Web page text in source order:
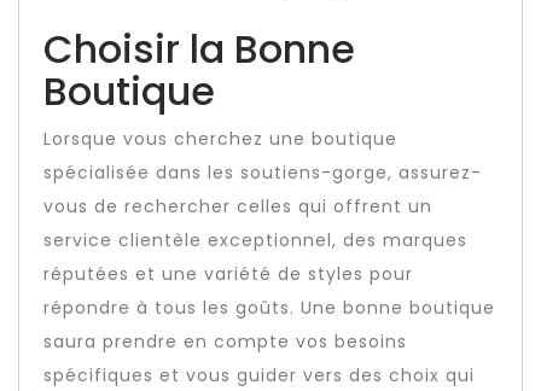
Choisir la Bonne
Boutique
Lorsque vous cherchez une boutique
spécialisée dans les soutiens-gorge, assurez-
vous de rechercher celles qui offrent un
service clientèle exceptionnel, des marques
réputées et une variété de styles pour
répondre à tous les goûts. Une bonne boutique
saura prendre en compte vos besoins
spécifiques et vous guider vers des choix qui